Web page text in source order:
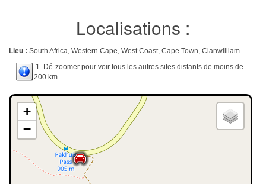
Localisations :
Lieu : South Africa, Western Cape, West Coast, Cape Town, Clanwilliam.
1. Dé-zoomer pour voir tous les autres sites distants de moins de
200 km.
+
−